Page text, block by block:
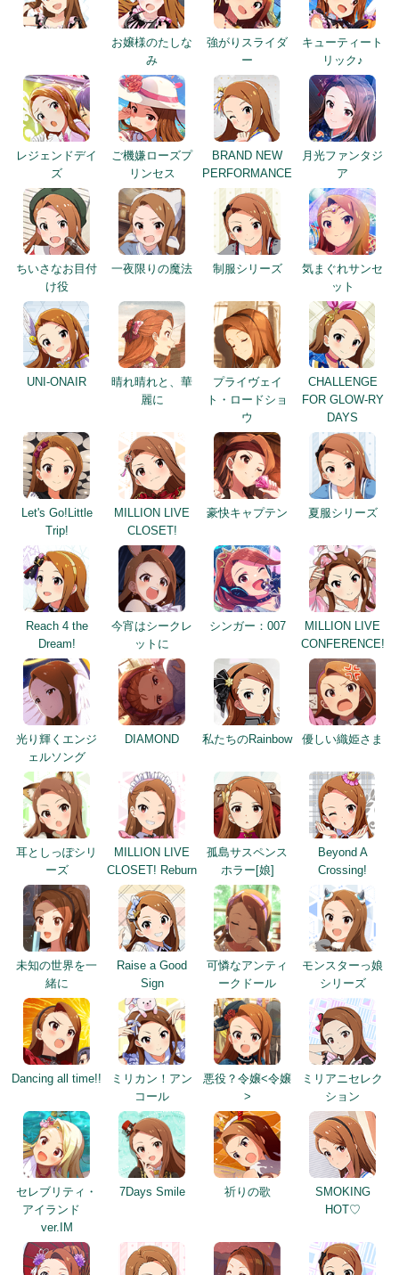
お嬢様のたしな
み
強がりスライダ
ー
キューティート
リック♪
レジェンドデイ
ズ
ご機嫌ローズプ
リンセス
BRAND NEW
PERFORMANCE
月光ファンタジ
ア
ちいさなお目付
け役
一夜限りの魔法 制服シリーズ
気まぐれサンセ
ット
UNI-ONAIR
晴れ晴れと、華
麗に
プライヴェイ
ト・ロードショ
ウ
CHALLENGE
FOR GLOW-RY
DAYS
Let's Go!Little
Trip!
MILLION LIVE
CLOSET!
豪快キャプテン 夏服シリーズ
Reach 4 the
Dream!
今宵はシークレ
ットに
シンガー：007
MILLION LIVE
CONFERENCE!
光り輝くエンジ
ェルソング
DIAMOND 私たちのRainbow 優しい織姫さま
耳としっぽシリ
ーズ
MILLION LIVE
CLOSET! Reburn
孤島サスペンス
ホラー[娘]
Beyond A
Crossing!
未知の世界を一
緒に
Raise a Good
Sign
可憐なアンティ
ークドール
モンスターっ娘
シリーズ
Dancing all time!!
ミリカン！アン
コール
悪役？令嬢<令嬢
>
ミリアニセレク
ション
セレブリティ・
アイランド
ver.IM
7Days Smile 祈りの歌
SMOKING
HOT♡